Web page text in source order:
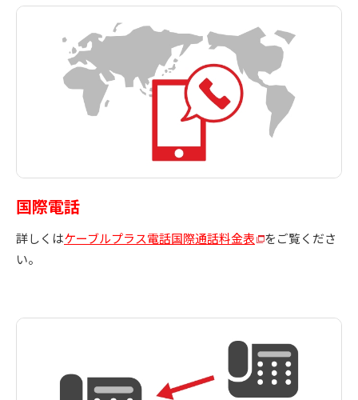
国際電話
詳しくはケーブルプラス電話国際通話料金表
をご覧くださ
い。